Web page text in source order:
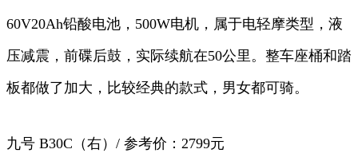
60V20Ah铅酸电池，500W电机，属于电轻摩类型，液
压减震，前碟后鼓，实际续航在50公里。整车座桶和踏
板都做了加大，比较经典的款式，男女都可骑。
九号 B30C（右）/ 参考价：2799元